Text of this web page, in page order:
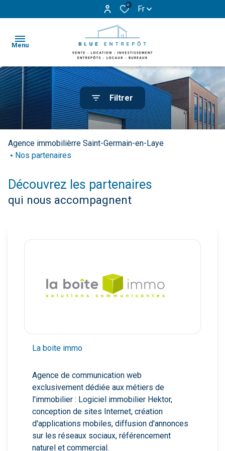
0 Fr
Menu
Accueil
Ventes
Bureaux
Entrepôts
et
Voir
tous
Bureaux
Entrepôts
et
Voir
tous
Investissement
Contact
Nos
Filtrer
Agence immobilièrre Saint-Germain-en-Laye
Nos partenaires
Découvrez les partenaires
qui nous accompagnent
La boite immo
Agence de communication web
exclusivement dédiée aux métiers de
l'immobilier : Logiciel immobilier Hektor,
conception de sites Internet, création
d'applications mobiles, diffusion d'annonces
sur les réseaux sociaux, référencement
naturel et commercial.